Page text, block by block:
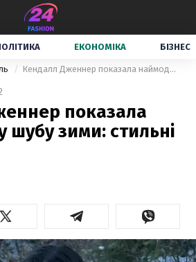
ЕКОНОМІКА БІЗНЕС
Кендалл Дженнер показала наймоднішу шубу зими: стильні фото
показала
шубу зими: стильні